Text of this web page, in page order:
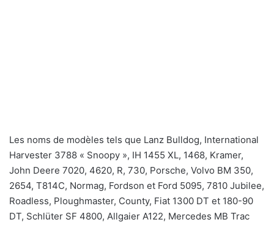
Les noms de modèles tels que Lanz Bulldog, International
Harvester 3788 « Snoopy », IH 1455 XL, 1468, Kramer,
John Deere 7020, 4620, R, 730, Porsche, Volvo BM 350,
2654, T814C, Normag, Fordson et Ford 5095, 7810 Jubilee,
Roadless, Ploughmaster, County, Fiat 1300 DT et 180-90
DT, Schlüter SF 4800, Allgaier A122, Mercedes MB Trac